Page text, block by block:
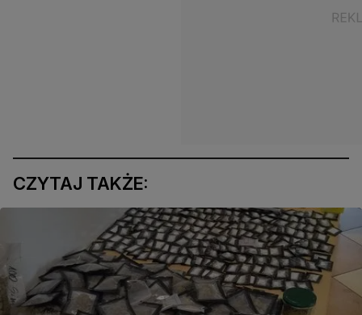
CZYTAJ TAKŻE: